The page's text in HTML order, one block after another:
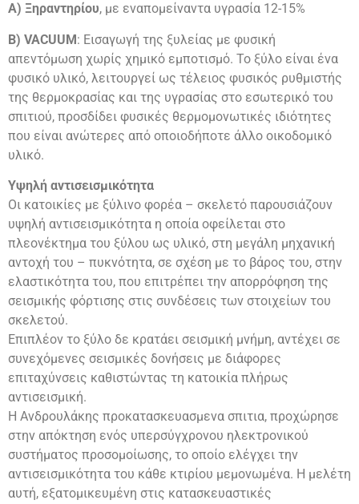
Α) Ξηραντηρίου, με εναπομείναντα υγρασία 12-15%
Β) VACUUM: Εισαγωγή της ξυλείας με φυσική
απεντόμωση χωρίς χημικό εμποτισμό. Το ξύλο είναι ένα
φυσικό υλικό, λειτουργεί ως τέλειος φυσικός ρυθμιστής
της θερμοκρασίας και της υγρασίας στο εσωτερικό του
σπιτιού, προσδίδει φυσικές θερμομονωτικές ιδιότητες
που είναι ανώτερες από οποιοδήποτε άλλο οικοδομικό
υλικό.
Υψηλή αντισεισμικότητα
Οι κατοικίες με ξύλινο φορέα – σκελετό παρουσιάζουν
υψηλή αντισεισμικότητα η οποία οφείλεται στο
πλεονέκτημα του ξύλου ως υλικό, στη μεγάλη μηχανική
αντοχή του – πυκνότητα, σε σχέση με το βάρος του, στην
ελαστικότητα του, που επιτρέπει την απορρόφηση της
σεισμικής φόρτισης στις συνδέσεις των στοιχείων του
σκελετού.
Επιπλέον το ξύλο δε κρατάει σεισμική μνήμη, αντέχει σε
συνεχόμενες σεισμικές δονήσεις με διάφορες
επιταχύνσεις καθιστώντας τη κατοικία πλήρως
αντισεισμική.
Η Ανδρουλάκης προκατασκευασμενα σπιτια, προχώρησε
στην απόκτηση ενός υπερσύγχρονου ηλεκτρονικού
συστήματος προσομοίωσης, το οποίο ελέγχει την
αντισεισμικότητα του κάθε κτιρίου μεμονωμένα. Η μελέτη
αυτή, εξατομικευμένη στις κατασκευαστικές